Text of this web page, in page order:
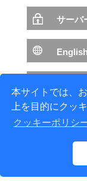
本サイトでは、
上を目的にクッ
クッキーポリシ
サーバ
NTTデ